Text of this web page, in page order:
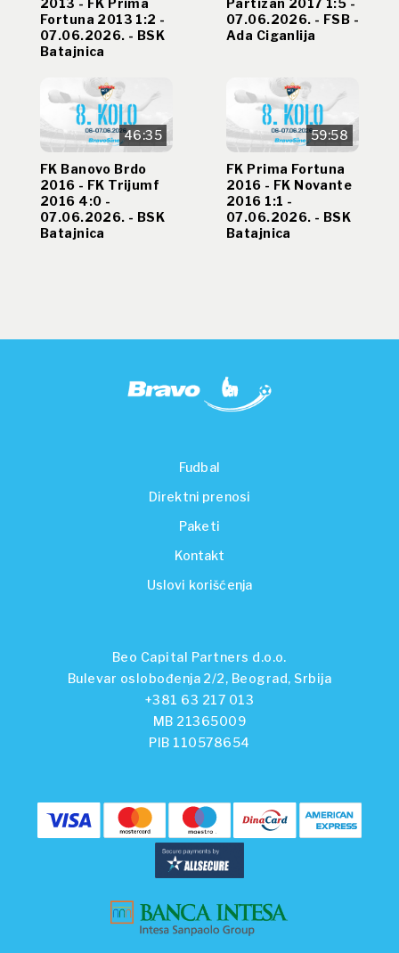
2013 - FK Prima
Fortuna 2013 1:2 -
07.06.2026. - BSK
Batajnica
Partizan 2017 1:5 -
07.06.2026. - FSB -
Ada Ciganlija
46:35
FK Banovo Brdo
2016 - FK Trijumf
2016 4:0 -
07.06.2026. - BSK
Batajnica
59:58
FK Prima Fortuna
2016 - FK Novante
2016 1:1 -
07.06.2026. - BSK
Batajnica
Fudbal
Direktni prenosi
Paketi
Kontakt
Uslovi korišćenja
Beo Capital Partners d.o.o.
Bulevar oslobođenja 2/2, Beograd, Srbija
+381 63 217 013
MB 21365009
PIB 110578654